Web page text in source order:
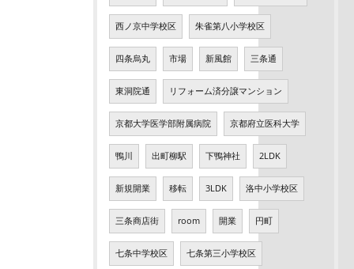
西ノ京中学校区 朱雀第八小学校区
四条烏丸 市場 新風館 三条通
東洞院通 リフォーム済分譲マンション
京都大学医学部附属病院 京都府立医科大学
鴨川 出町柳駅 下鴨神社 2LDK
新規開業 移転 3LDK 洛中小学校区
三条商店街 room 開業 円町
七条中学校区 七条第三小学校区